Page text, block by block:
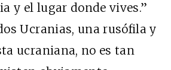
y el lugar donde vives.”
Ucranias, una rusófila y
ucraniana, no es tan